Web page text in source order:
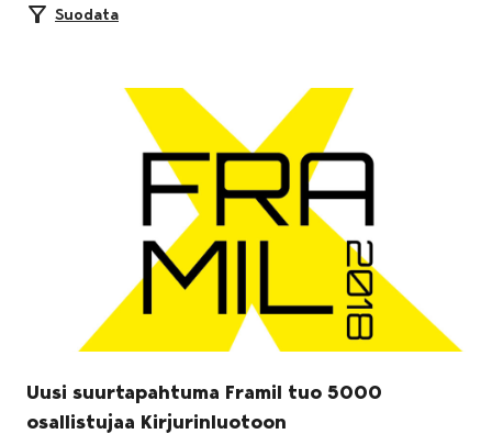
Suodata
Uusi suurtapahtuma Framil tuo 5000
osallistujaa Kirjurinluotoon